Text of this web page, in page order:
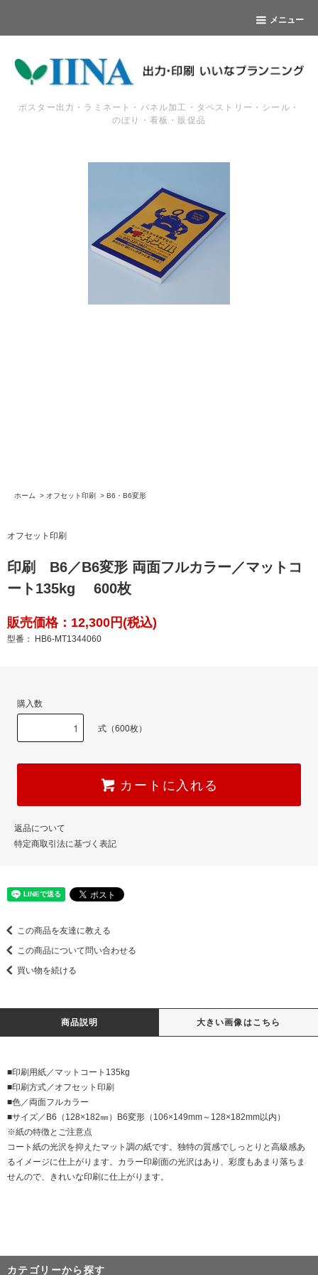
メニュー
ポスター出力・ラミネート・パネル加工・タペストリー・シール・
のぼり・看板・販促品
ホーム > オフセット印刷 > B6・B6変形
オフセット印刷
印刷 B6／B6変形 両面フルカラー／マットコ
ート135kg 600枚
販売価格：12,300円(税込)
型番： HB6-MT1344060
購入数
式（600枚）
カートに入れる
返品について
特定商取引法に基づく表記
この商品を友達に教える
この商品について問い合わせる
買い物を続ける
商品説明 大きい画像はこちら
■印刷用紙／マットコート135kg
■印刷方式／オフセット印刷
■色／両面フルカラー
■サイズ／B6（128×182㎜）B6変形（106×149mm～128×182mm以内）
※紙の特徴とご注意点
コート紙の光沢を抑えたマット調の紙です。独特の質感でしっとりと高級感あ
るイメージに仕上がります。カラー印刷面の光沢はあり、彩度もあまり落ちま
せんので、きれいな印刷に仕上がります。
カテゴリーから探す